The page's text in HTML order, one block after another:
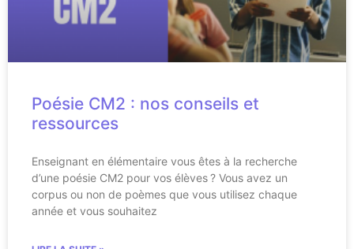
Poésie CM2 : nos conseils et
ressources
Enseignant en élémentaire vous êtes à la recherche
d’une poésie CM2 pour vos élèves ? Vous avez un
corpus ou non de poèmes que vous utilisez chaque
année et vous souhaitez